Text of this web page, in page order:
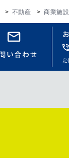
不動産 商業施設